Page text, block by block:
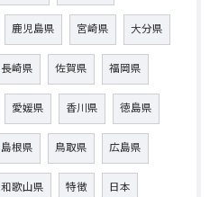
鹿児島県 宮崎県 大分県
長崎県 佐賀県 福岡県
愛媛県 香川県 徳島県
島根県 鳥取県 広島県
和歌山県 特徴 日本